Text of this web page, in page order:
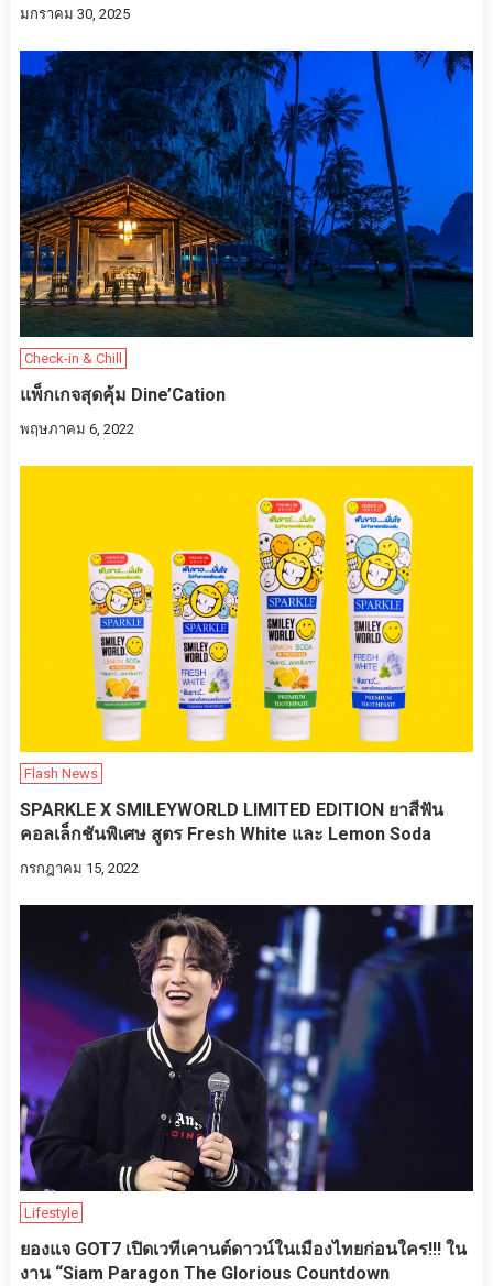
มกราคม 30, 2025
Check-in & Chill
แพ็กเกจสุดคุ้ม Dine’Cation
พฤษภาคม 6, 2022
Flash News
SPARKLE X SMILEYWORLD LIMITED EDITION ยาสีฟัน
คอลเล็กชันพิเศษ​ สูตร Fresh White และ Lemon Soda
กรกฎาคม 15, 2022
Lifestyle
ยองแจ GOT7 เปิดเวทีเคานต์ดาวน์ในเมืองไทยก่อนใคร!!! ใน
งาน “Siam Paragon The Glorious Countdown